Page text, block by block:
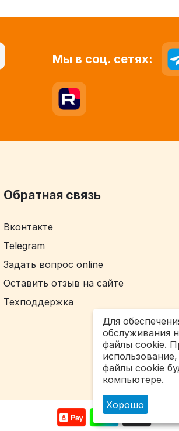
Мы в соц. сетях:
Обратная связь
Вконтакте
Telegram
Задать вопрос online
Оставить отзыв на сайте
Техподдержка
Для
обслуживания
файлы cookie.
файлы cookie
компьютере.
Хорошо